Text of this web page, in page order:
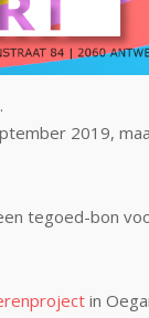
2019,
tegoed-bon
in